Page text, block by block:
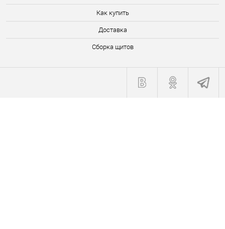
Как купить
Доставка
Сборка щитов